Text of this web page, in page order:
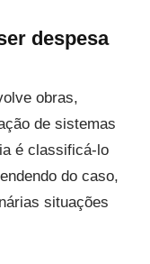
despesa
obras,
de sistemas
é classificá-lo
do caso,
situações